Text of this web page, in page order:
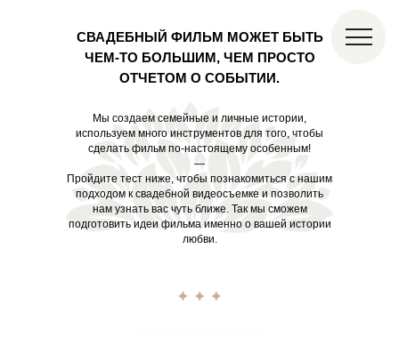
Мы создаем семейные и личные истории,
используем много инструментов для того, чтобы
сделать фильм по-настоящему особенным!
—
Пройдите тест ниже, чтобы познакомиться с нашим
подходом к свадебной видеосъемке и позволить
нам узнать вас чуть ближе. Так мы сможем
подготовить идеи фильма именно о вашей истории
любви.
СВАДЕБНЫЙ ФИЛЬМ МОЖЕТ БЫТЬ
ЧЕМ-ТО БОЛЬШИМ, ЧЕМ ПРОСТО
ОТЧЕТОМ О СОБЫТИИ.